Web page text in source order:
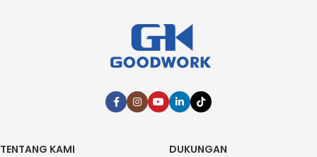
TENTANG KAMI
DUKUNGAN